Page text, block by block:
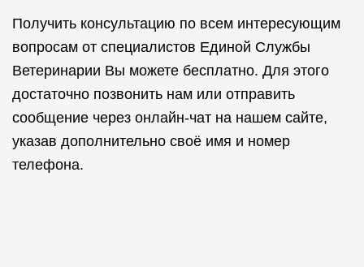
Получить консультацию по всем интересующим
вопросам от специалистов Единой Службы
Ветеринарии Вы можете бесплатно. Для этого
достаточно позвонить нам или отправить
сообщение через онлайн-чат на нашем сайте,
указав дополнительно своё имя и номер
телефона.